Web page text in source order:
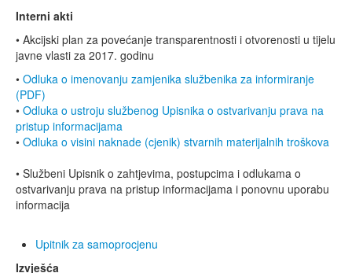
Interni akti
• Akcijski plan za povećanje transparentnosti i otvorenosti u tijelu
javne vlasti za 2017. godinu
• Odluka o imenovanju zamjenika službenika za informiranje
(PDF)
• Odluka o ustroju službenog Upisnika o ostvarivanju prava na
pristup informacijama
• Odluka o visini naknade (cjenik) stvarnih materijalnih troškova
• Službeni Upisnik o zahtjevima, postupcima i odlukama o
ostvarivanju prava na pristup informacijama i ponovnu uporabu
informacija
Upitnik za samoprocjenu
Izvješća